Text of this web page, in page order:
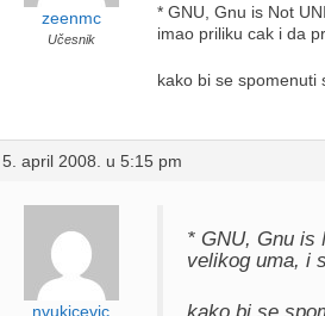
zeenmc
Učesnik
* GNU, Gnu is Not
imao priliku cak i da
kako bi se spomenuti
5. april 2008. u 5:15 pm
nvukicevic
* GNU, Gnu is
velikog uma, i